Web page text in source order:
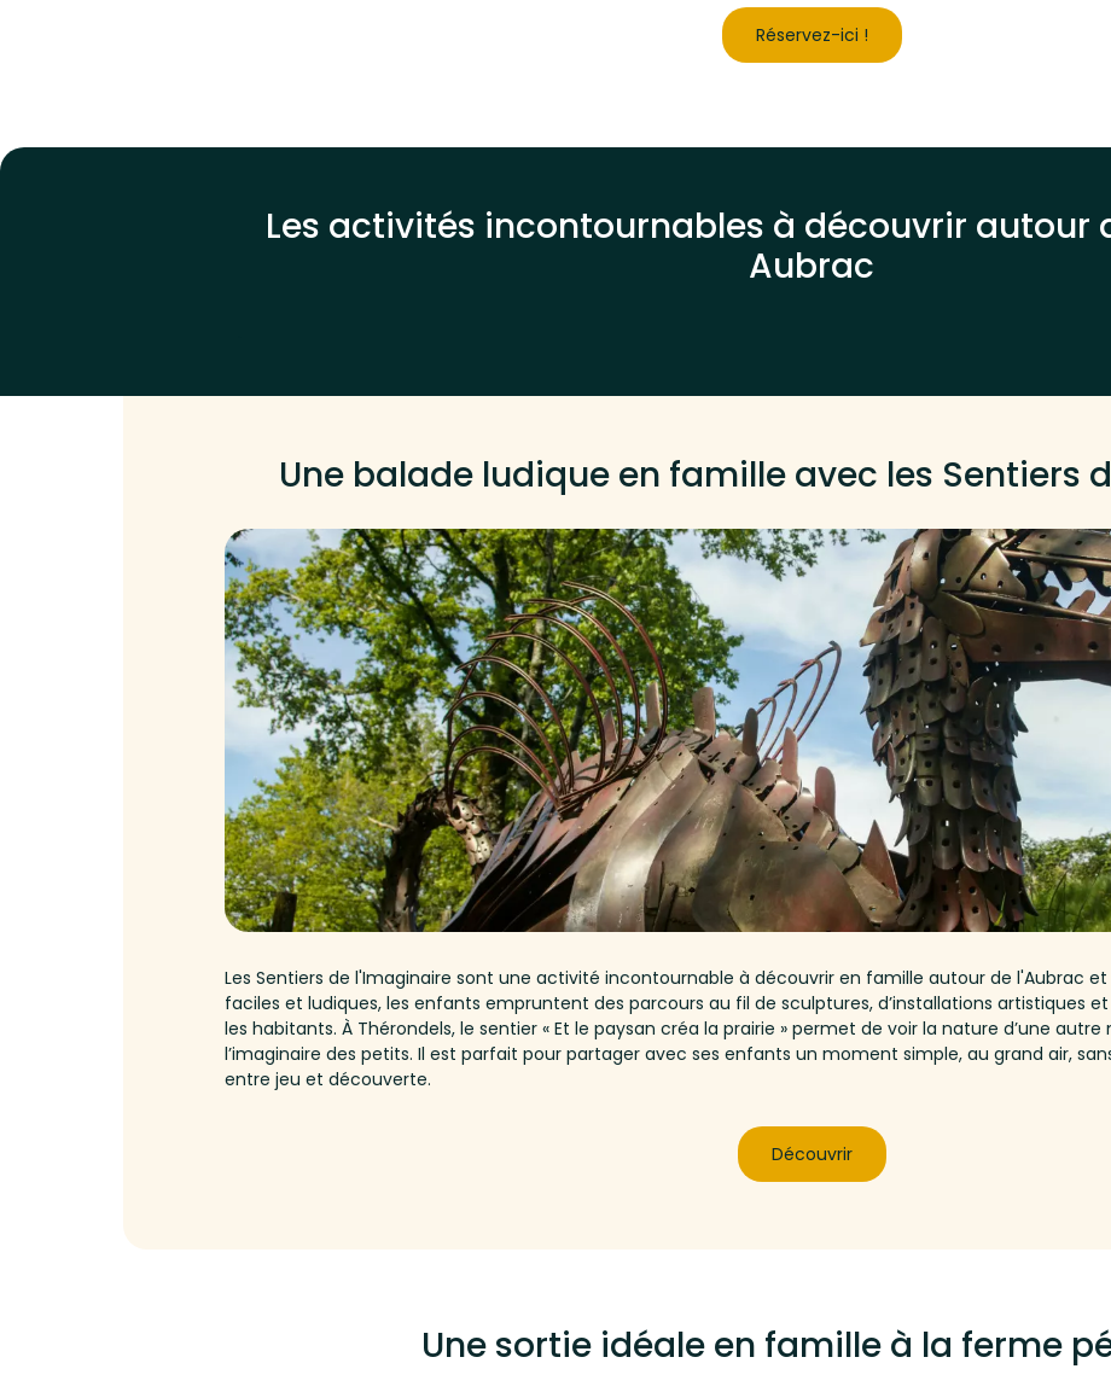
Réservez-ici !
Les activités incontournables à découvrir autour
Aubrac
Une balade ludique en famille avec les Sentiers
Les Sentiers de l'Imaginaire sont une activité incontournable à découvrir en famille autour de l'Aubrac et
faciles et ludiques, les enfants empruntent des parcours au fil de sculptures, d’installations artistiques
les habitants. À Thérondels, le sentier « Et le paysan créa la prairie » permet de voir la nature d’une
l’imaginaire des petits. Il est parfait pour partager avec ses enfants un moment simple, au grand air,
entre jeu et découverte.
Découvrir
Une sortie idéale en famille à la ferme